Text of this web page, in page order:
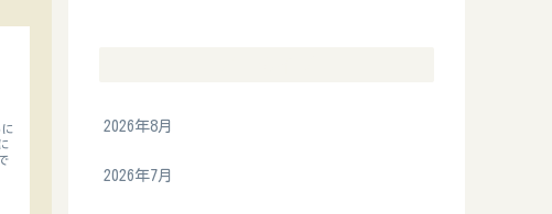
2026年8月
2026年7月